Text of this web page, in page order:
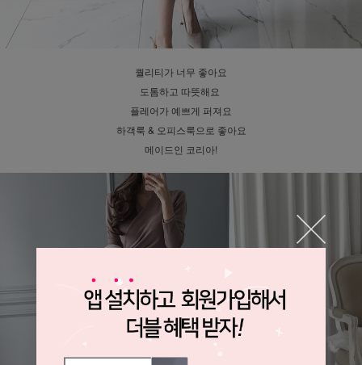
퀄리티가 너무 좋아요
도톰하고 따뜻해요
플레어가 예쁘게 퍼져요
하객룩 & 오피스룩으로 좋아요
메이드인 코리아!